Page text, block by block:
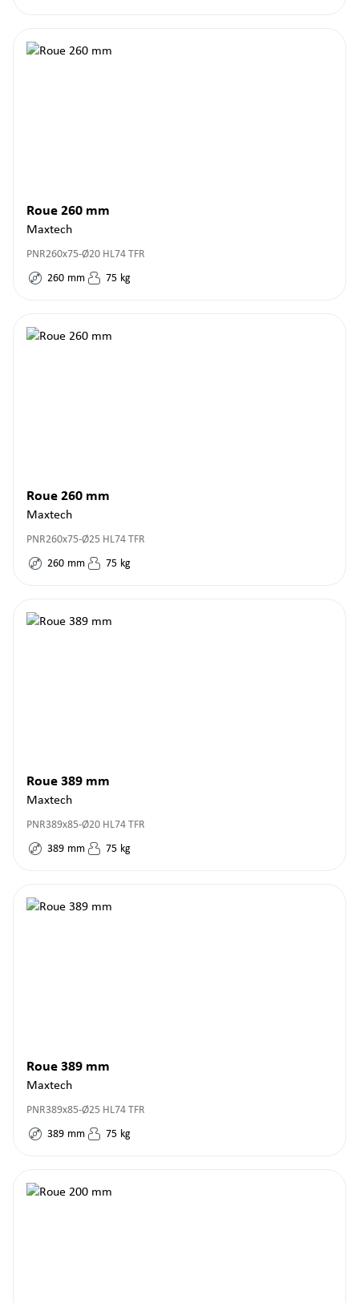
Roue 260 mm
Maxtech
PNR260x75-Ø20 HL74 TFR
260 mm 75 kg
Roue 260 mm
Maxtech
PNR260x75-Ø25 HL74 TFR
260 mm 75 kg
Roue 389 mm
Maxtech
PNR389x85-Ø20 HL74 TFR
389 mm 75 kg
Roue 389 mm
Maxtech
PNR389x85-Ø25 HL74 TFR
389 mm 75 kg